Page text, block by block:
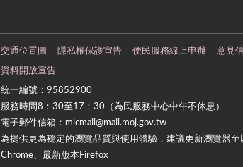
交通位置圖 隱私權保護宣告 便民服務線上申辦 意見
資料開放宣告
統一編號：95852900
服務時間8：30至17：30（為民服務中心中午不休息）
電子郵件信箱：mlcmail@mail.moj.gov.tw
為提供更為穩定的瀏覽品質與使用體驗，建議更新瀏覽器
Chrome、最新版本Firefox